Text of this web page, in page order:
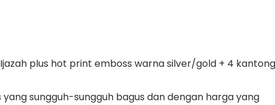
Ijazah plus hot print emboss warna silver/gold + 4 kantong
sungguh-sungguh bagus dan dengan harga yang